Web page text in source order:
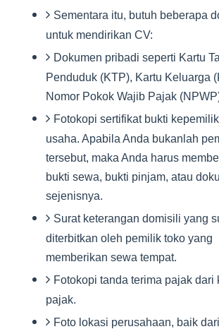
Sementara itu, butuh beberapa
untuk mendirikan CV:
Dokumen pribadi seperti Kartu
Penduduk (KTP), Kartu Keluarga
Nomor Pokok Wajib Pajak
Fotokopi sertifikat bukti
usaha. Apabila Anda bukanlah
tersebut, maka Anda harus
bukti sewa, bukti pinjam, atau
sejenisnya.
Surat keterangan domisili yang
diterbitkan oleh pemilik toko yang
memberikan sewa tempat.
Fotokopi tanda terima pajak dari
pajak.
Foto lokasi perusahaan, baik